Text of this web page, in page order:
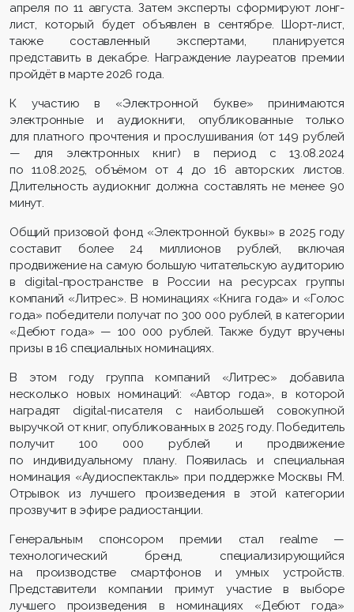
апреля по 11 августа. Затем эксперты сформируют лонг-
лист, который будет объявлен в сентябре. Шорт-лист,
также составленный экспертами, планируется
представить в декабре. Награждение лауреатов премии
пройдёт в марте 2026 года.
К участию в «Электронной букве» принимаются
электронные и аудиокниги, опубликованные только
для платного прочтения и прослушивания (от 149 рублей
— для электронных книг) в период с 13.08.2024
по 11.08.2025, объёмом от 4 до 16 авторских листов.
Длительность аудиокниг должна составлять не менее 90
минут.
Общий призовой фонд «Электронной буквы» в 2025 году
составит более 24 миллионов рублей, включая
продвижение на самую большую читательскую аудиторию
в digital-пространстве в России на ресурсах группы
компаний «Литрес». В номинациях «Книга года» и «Голос
года» победители получат по 300 000 рублей, в категории
«Дебют года» — 100 000 рублей. Также будут вручены
призы в 16 специальных номинациях.
В этом году группа компаний «Литрес» добавила
несколько новых номинаций: «Автор года», в которой
наградят digital-писателя c наибольшей совокупной
выручкой от книг, опубликованных в 2025 году. Победитель
получит 100 000 рублей и продвижение
по индивидуальному плану. Появилась и специальная
номинация «Аудиоспектакль» при поддержке Москвы FM.
Отрывок из лучшего произведения в этой категории
прозвучит в эфире радиостанции.
Генеральным спонсором премии стал realme —
технологический бренд, специализирующийся
на производстве смартфонов и умных устройств.
Представители компании примут участие в выборе
лучшего произведения в номинациях «Дебют года»